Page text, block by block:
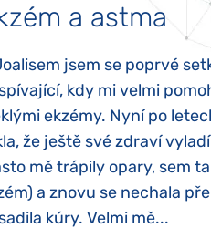
a astma
jsem se poprvé
kdy mi velmi
ekzémy. Nyní po
že ještě své zdraví
mě trápily opary, sem
a znovu se nechala
kúry. Velmi mě...